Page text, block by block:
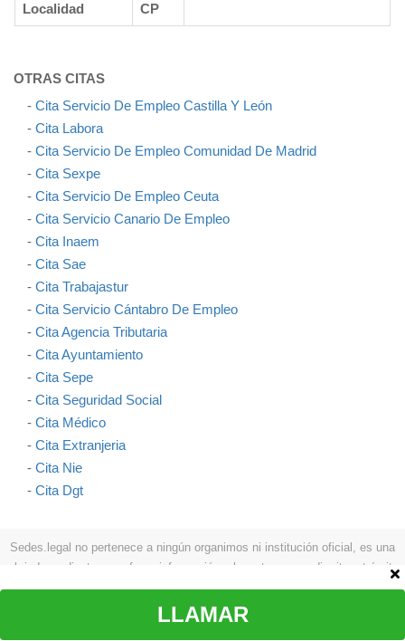
Localidad CP
OTRAS CITAS
- Cita Servicio De Empleo Castilla Y León
- Cita Labora
- Cita Servicio De Empleo Comunidad De Madrid
- Cita Sexpe
- Cita Servicio De Empleo Ceuta
- Cita Servicio Canario De Empleo
- Cita Inaem
- Cita Sae
- Cita Trabajastur
- Cita Servicio Cántabro De Empleo
- Cita Agencia Tributaria
- Cita Ayuntamiento
- Cita Sepe
- Cita Seguridad Social
- Cita Médico
- Cita Extranjeria
- Cita Nie
- Cita Dgt
Sedes.legal no pertenece a ningún organimos ni institución oficial, es una
web independiente que ofrece información relevante para pedir cita y trámites
como: procesos a seguir, teléfonos, formas de contactar, etc.
Política de privacidad | Política de cookies
LLAMAR